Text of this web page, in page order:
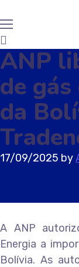
ANP
de
da
17/09/2025 by
A ANP
Energia a
Bolívia. As